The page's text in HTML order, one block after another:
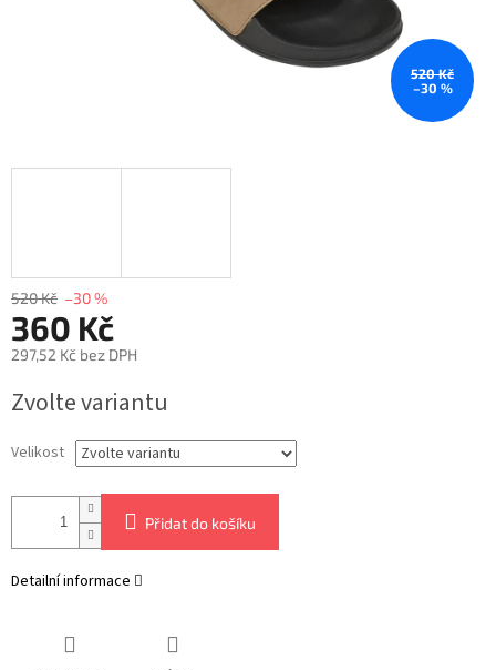
520 Kč
–30 %
520 Kč –30 %
360 Kč
297,52 Kč bez DPH
cena:
Zvolte variantu
Velikost
Přidat do košíku
Detailní informace